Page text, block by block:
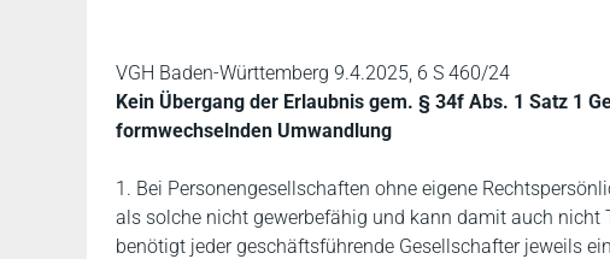
VGH Baden-Württemberg 9.4.2025, 6 S 460/24
Kein Übergang der Erlaubnis gem. § 34f Abs. 1 Satz 1
formwechselnden Umwandlung
1. Bei Personengesellschaften ohne eigene
als solche nicht gewerbefähig und kann damit auch nicht
benötigt jeder geschäftsführende Gesellschafter jeweils